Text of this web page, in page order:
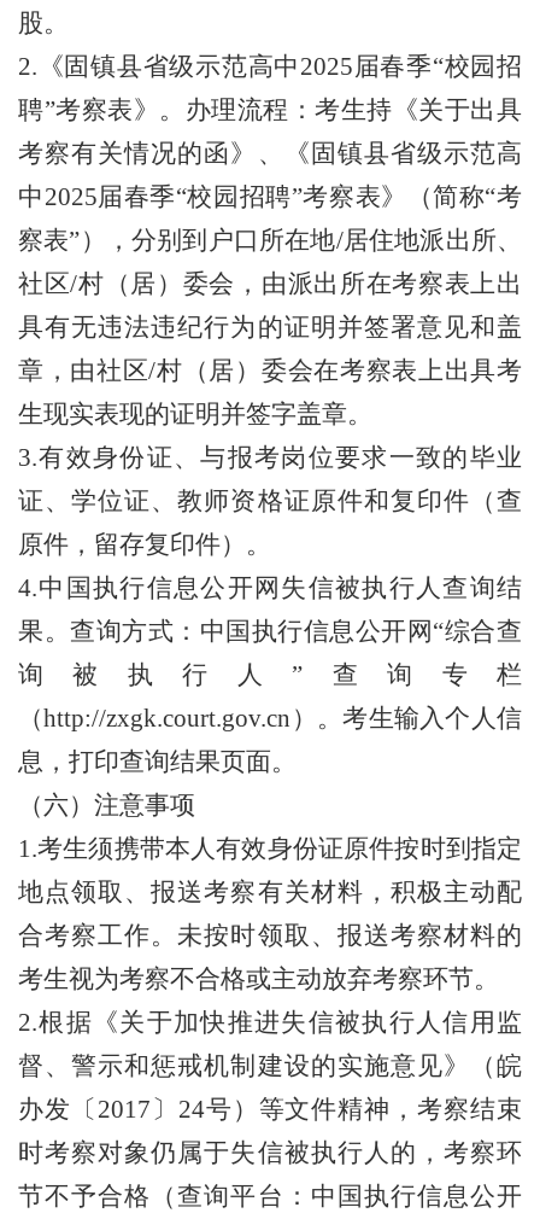
股。
2.《固镇县省级示范高中2025届春季“校园招
聘”考察表》。办理流程：考生持《关于出具
考察有关情况的函》、《 固镇县省级示范高
中2025届春季“校园招聘”考察表》（简称“考
察表”），分别到户口所在地/居住地派出所、
社区/村（居）委会，由派出所在考察表上出
具有无违法违纪行为的证明并签署意见和盖
章，由社区/村（居）委会在考察表上出具考
生现实表现的证明并签字盖章。
3.有效身份证、与报考岗位要求一致的毕业
证、学位证、教师资格证原件和复印件（查
原件，留存复印件）。
4.中国执行信息公开网失信被执行人查询结
果。查询方式：中国执行信息公开网“综合查
询被执行人”查询专栏
（http://zxgk.court.gov.cn）。考生输入个人信
息，打印查询结果页面。
（六）注意事项
1.考生须携带本人有效身份证原件按时到指定
地点领取、报送考察有关材料，积极主动配
合考察工作。未按时领取、报送考察材料的
考生视为考察不合格或主动放弃考察环节。
2.根据《关于加快推进失信被执行人信用监
督、警示和惩戒机制建设的实施意见》（皖
办发〔2017〕24号）等文件精神，考察结束
时考察对象仍属于失信被执行人的，考察环
节不予合格（查询平台：中国执行信息公开